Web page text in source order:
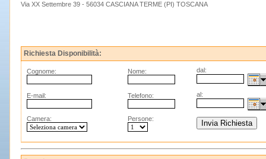
Via XX Settembre 39 - 56034 CASCIANA TERME (PI) TOSCANA
Richiesta Disponibilità:
Cognome: Nome: dal:
E-mail: Telefono: al:
Camera: Persone: